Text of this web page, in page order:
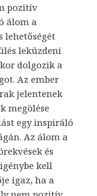
pozitív
álom a
lehetőségét
leküzdeni
dolgozik a
Az ember
jelentenek
megölése
egy inspiráló
Az álom a
és
kell
igaz, ha a